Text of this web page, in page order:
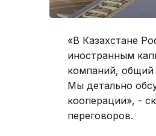
«В Казахстане
иностранным
компаний, общий
Мы детально
кооперации», -
переговоров.